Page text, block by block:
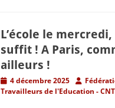
L’école le mercredi,
suffit ! A Paris,
ailleurs !
Posted
on
4 décembre 2025 Author
Travailleurs de l'Education - CNT